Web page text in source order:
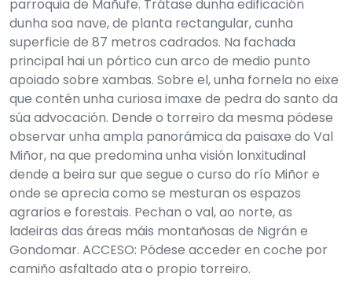
parroquia de Mañufe. Trátase dunha edificación
dunha soa nave, de planta rectangular, cunha
superficie de 87 metros cadrados. Na fachada
principal hai un pórtico cun arco de medio punto
apoiado sobre xambas. Sobre el, unha fornela no eixe
que contén unha curiosa imaxe de pedra do santo da
súa advocación. Dende o torreiro da mesma pódese
observar unha ampla panorámica da paisaxe do Val
Miñor, na que predomina unha visión lonxitudinal
dende a beira sur que segue o curso do río Miñor e
onde se aprecia como se mesturan os espazos
agrarios e forestais. Pechan o val, ao norte, as
ladeiras das áreas máis montañosas de Nigrán e
Gondomar. ACCESO: Pódese acceder en coche por
camiño asfaltado ata o propio torreiro.